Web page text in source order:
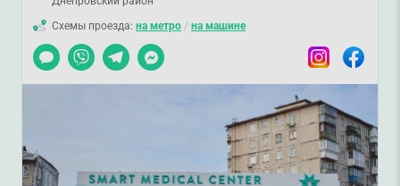
Схемы проезда: на метро / на машине
Чат
Viber TelegramMessenger InstagramFacebook